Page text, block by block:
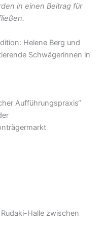
in einen Beitrag für
Helene Berg und
Schwägerinnen in
Aufführungspraxis“
Halle zwischen